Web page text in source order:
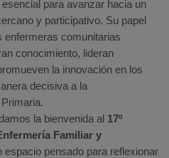
para avanzar hacia un
y participativo. Su papel
enfermeras comunitarias
conocimiento, lideran
la innovación en los
decisiva a la
la bienvenida al 17º
Familiar y
espacio pensado para reflexionar